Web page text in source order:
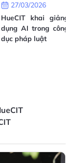
27/03/2026
HueCIT khai
dụng AI trong công
dục pháp luật